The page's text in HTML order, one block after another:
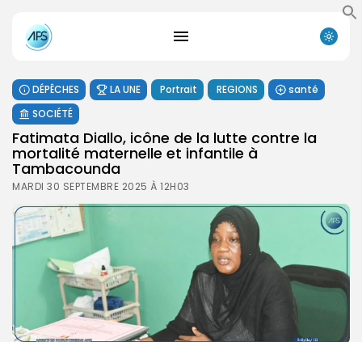
DÉPÊCHES LA UNE Portrait REGIONS
santé
SOCIÉTÉ
Fatimata Diallo, icône de la lutte contre la
mortalité maternelle et infantile à
Tambacounda
MARDI 30 SEPTEMBRE 2025 À 12H03